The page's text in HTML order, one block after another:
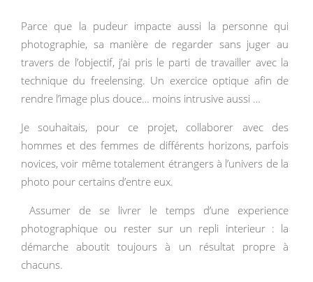
Parce que la pudeur impacte aussi la personne qui
photographie, sa manière de regarder sans juger au
travers de l’objectif, j’ai pris le parti de travailler avec la
technique du freelensing. Un exercice optique afin de
rendre l’image plus douce… moins intrusive aussi …
Je souhaitais, pour ce projet, collaborer avec des
hommes et des femmes de différents horizons, parfois
novices, voir même totalement étrangers à l’univers de la
photo pour certains d’entre eux.
Assumer de se livrer le temps d’une experience
photographique ou rester sur un repli interieur : la
démarche aboutit toujours à un résultat propre à
chacuns.